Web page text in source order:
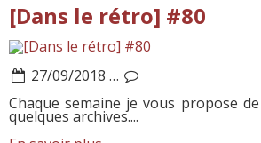
[Dans le rétro] #80
27/09/2018 …
Chaque semaine je vous propose
quelques archives....